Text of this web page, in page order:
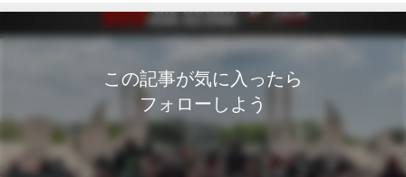
この記事が気に入ったら
フォローしよう